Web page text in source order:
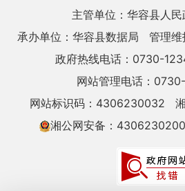
主管单位：华容县人
承办单位：华容县数据局
管理
政府热线电话：0730-
网站管理电话：
网站标识码：4306230032
湘公网安备：